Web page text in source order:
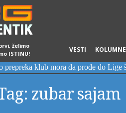
želimo
ISTINU!
VESTI KOLUMNE
zubar sajam